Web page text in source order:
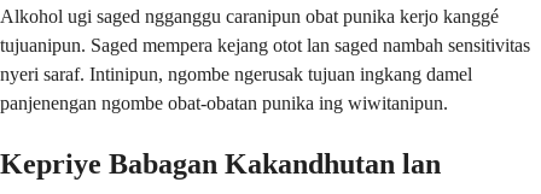
Alkohol ugi saged ngganggu caranipun obat punika kerjo kanggé
tujuanipun. Saged mempera kejang otot lan saged nambah sensitivitas
nyeri saraf. Intinipun, ngombe ngerusak tujuan ingkang damel
panjenengan ngombe obat-obatan punika ing wiwitanipun.
Kepriye Babagan Kakandhutan lan